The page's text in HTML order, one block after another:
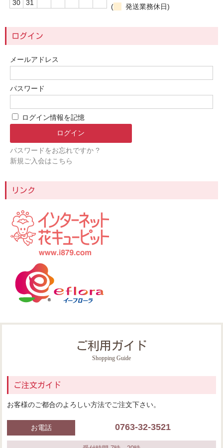
30
31
(
発送業務休日)
ログイン
メールアドレス
パスワード
ログイン情報を記憶
パスワードをお忘れですか ?
新規ご入会はこちら
リンク
ご利用ガイド
Shopping Guide
ご注文ガイド
お客様のご都合のよろしい方法でご注文下さい。
お電話 0763-32-3521